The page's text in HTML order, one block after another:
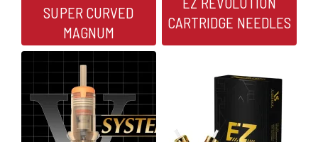
SUPER CURVED
MAGNUM
CARTRIDGE NEEDLES